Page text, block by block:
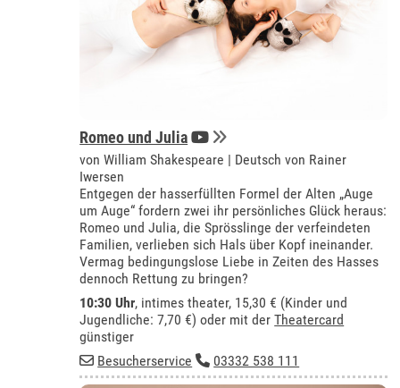
Romeo und Julia
von William Shakespeare | Deutsch von Rainer
Iwersen
Entgegen der hasserfüllten Formel der Alten „Auge
um Auge“ fordern zwei ihr persönliches Glück heraus:
Romeo und Julia, die Sprösslinge der verfeindeten
Familien, verlieben sich Hals über Kopf ineinander.
Vermag bedingungslose Liebe in Zeiten des Hasses
dennoch Rettung zu bringen?
10:30 Uhr, intimes theater, 15,30 € (Kinder und
Jugendliche: 7,70 €) oder mit derTheatercard
günstiger
Besucherservice
03332 538 111